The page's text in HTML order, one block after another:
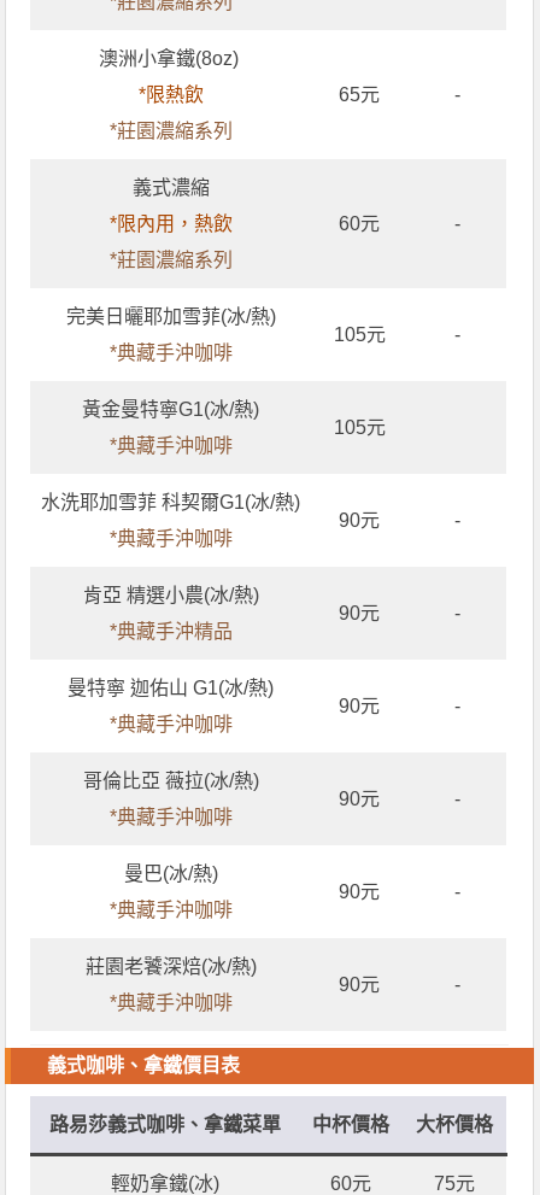
澳洲小拿鐵(8oz)
*限熱飲
*莊園濃縮系列
65元 -
義式濃縮
*限內用，熱飲
*莊園濃縮系列
60元 -
完美日曬耶加雪菲(冰/熱)
*典藏手沖咖啡
105元 -
黃金曼特寧G1(冰/熱)
*典藏手沖咖啡
105元
水洗耶加雪菲 科契爾G1(冰/熱)
*典藏手沖咖啡
90元 -
肯亞 精選小農(冰/熱)
*典藏手沖精品
90元 -
曼特寧 迦佑山 G1(冰/熱)
*典藏手沖咖啡
90元 -
哥倫比亞 薇拉(冰/熱)
*典藏手沖咖啡
90元 -
曼巴(冰/熱)
*典藏手沖咖啡
90元 -
莊園老饕深焙(冰/熱)
*典藏手沖咖啡
90元 -
義式咖啡、拿鐵價目表
路易莎義式咖啡、拿鐵菜單 中杯價格 大杯價格
輕奶拿鐵(冰) 60元 75元